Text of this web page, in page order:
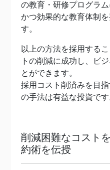
の教育・研修プログラ
かつ効果的な教育体制
す。
以上の方法を採用する
トの削減に成功し、ビ
とができます。
採用コスト削済みを目
の手法は有益な投資です
削減困難なコスト
約術を伝授